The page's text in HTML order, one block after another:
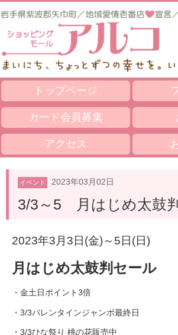
トップページ
カード会員募集
アクセス
イベント 2023年03月02日
3/3～5 月はじめ太鼓
2023年3月3日(金)～5日(日)
月はじめ太鼓判セール
・金土日ポイント3倍
・3/3バレンタインジャンボ最終日
・3/3ひな祭り 桃の花販売中